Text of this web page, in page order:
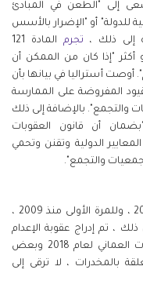
إلى "الطعن في المبادئ
للدولة" أو "الإضرار بالأسس
إلى ذلك ، تجرم
المادة 121
"إذا كان من الممكن أن
أوصت أستراليا في بيانها بأن
المفروضة على الممارسة
والتجمع". بالإضافة إلى ذلك
أن قانون العقوبات
الدولية وتقنن وتحمي
والتجمع".
لا تزال عقوبة الإعدام سارية في عمان: في 2018 ، وللمرة الأولى منذ 2009 ،
، تم إدراج عقوبة الإعدام
كعقوبة لأكثر من 20 مادة في قانون العقوبات العماني لعام 2018 وبعض
بالمخدرات ، لا ترقى إلى